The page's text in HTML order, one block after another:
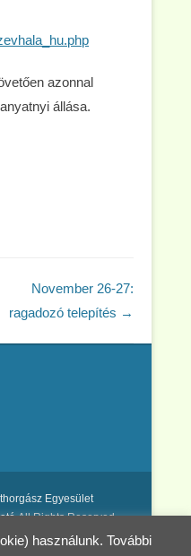
azonnal
állása.
November 26-27:
ragadozó telepítés →
Egyesület
All Rights Reserved.
Catch Themes
használunk. További